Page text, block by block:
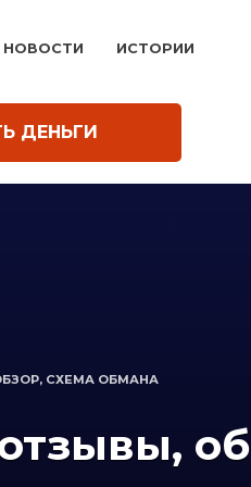
НОВОСТИ ИСТОРИИ
ДЕНЬГИ
СХЕМА ОБМАНА